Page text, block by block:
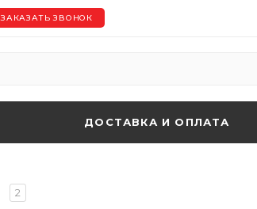
ЗАКАЗАТЬ ЗВОНОК
ДОСТАВКА И ОПЛАТА
2